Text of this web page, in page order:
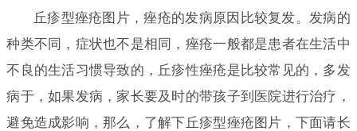
丘疹型痤疮图片，痤疮的发病原因比较复发。发病的
种类不同，症状也不是相同，痤疮一般都是患者在生活中
不良的生活习惯导致的，丘疹性痤疮是比较常见的，多发
病于，如果发病，家长要及时的带孩子到医院进行治疗，
避免造成影响，那么，了解下丘疹型痤疮图片，下面请长